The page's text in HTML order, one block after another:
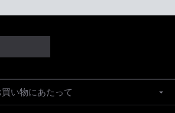
い物にあたって